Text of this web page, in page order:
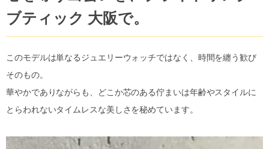
ブティック 大阪で。
このモデルは単なるジュエリーウォッチではなく、時間を纏う歓び
そのもの。
華やかでありながらも、どこか芯のある佇まいは年齢やスタイルに
とらわれないタイムレスな美しさを秘めています。